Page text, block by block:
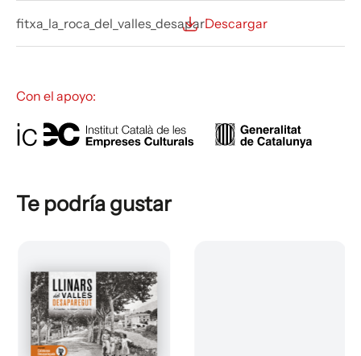
fitxa_la_roca_del_valles_desaparDescargar
Con el apoyo:
Te podría gustar